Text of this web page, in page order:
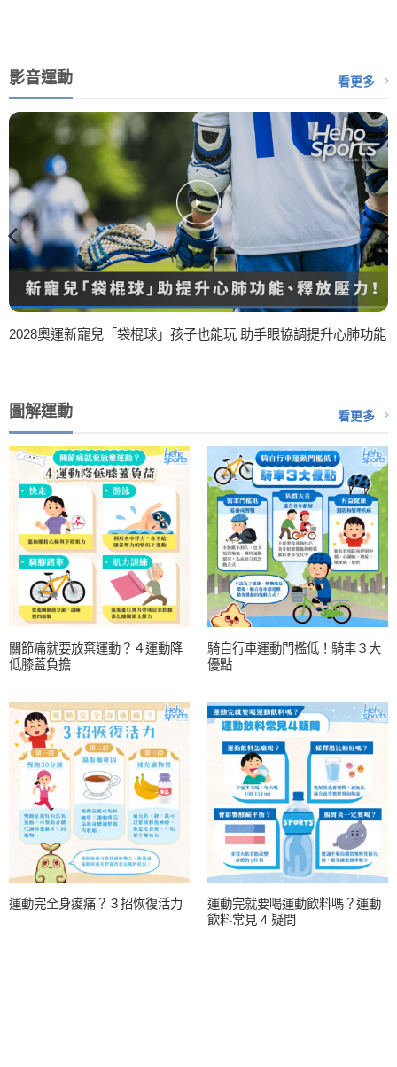
影音運動 看更多
2028奧運新寵兒「袋棍球」孩子也能玩 助手眼協調提升心肺功能
圖解運動 看更多
關節痛就要放棄運動？４運動降
低膝蓋負擔
騎自行車運動門檻低！騎車３大
優點
運動完全身痠痛？３招恢復活力
運動完就要喝運動飲料嗎？運動
飲料常見 4 疑問